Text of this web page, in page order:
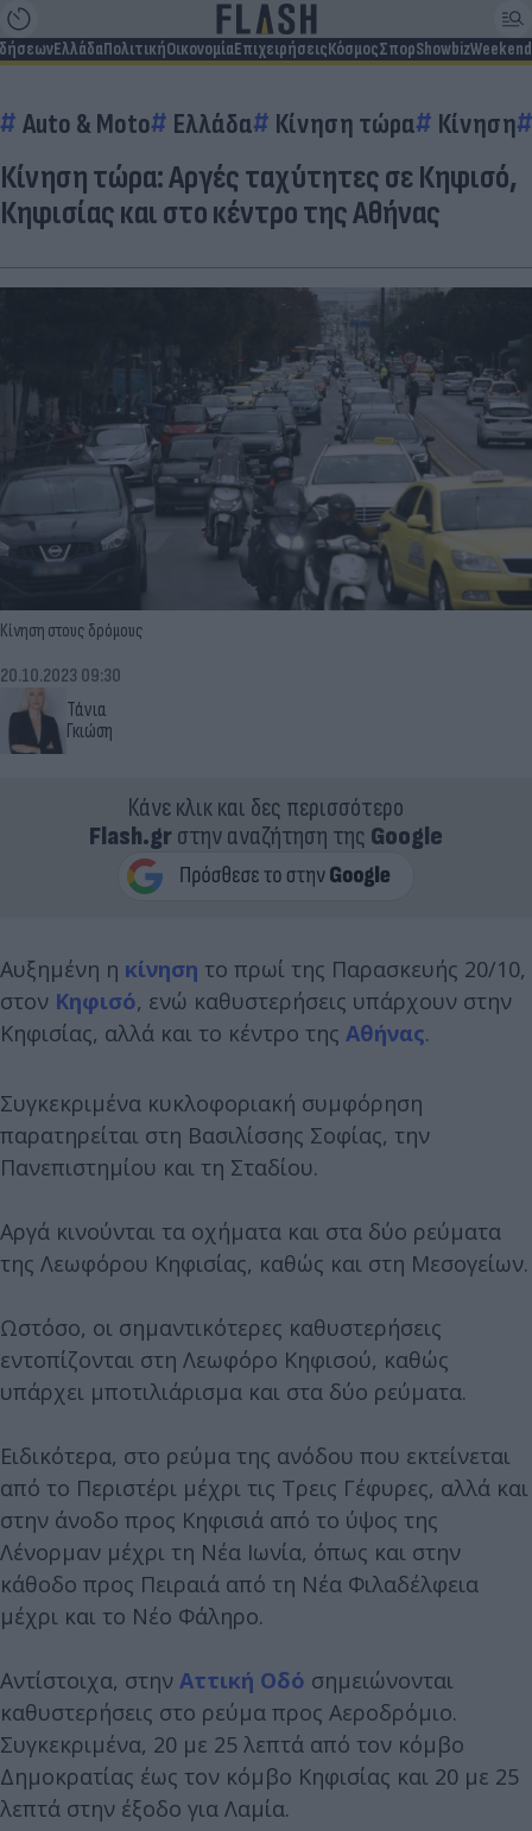
ΕλλάδαΠολιτικήΟικονομίαΕπιχειρήσειςΚόσμοςΣπορShowbizWeekend
Auto & Moto Ελλάδα Κίνηση τώρα Κίνηση
Κίνηση τώρα: Αργές ταχύτητες σε Κηφισό,
Κηφισίας και στο κέντρο της Αθήνας
Κίνηση στους δρόμους
Τάνια
Γκιώση
20.10.2023 09:30
Κάνε κλικ και δες περισσότερο
Flash.grστην αναζήτηση της Google
Αυξημένη η κίνηση το πρωί της Παρασκευής 20/10,
στον Κηφισό, ενώ καθυστερήσεις υπάρχουν στην
Κηφισίας, αλλά και το κέντρο της Αθήνας.
Συγκεκριμένα κυκλοφοριακή συμφόρηση
παρατηρείται στη Βασιλίσσης Σοφίας, την
Πανεπιστημίου και τη Σταδίου.
Αργά κινούνται τα οχήματα και στα δύο ρεύματα
της Λεωφόρου Κηφισίας, καθώς και στη Μεσογείων.
Ωστόσο, οι σημαντικότερες καθυστερήσεις
εντοπίζονται στη Λεωφόρο Κηφισού, καθώς
υπάρχει μποτιλιάρισμα και στα δύο ρεύματα.
Ειδικότερα, στο ρεύμα της ανόδου που εκτείνεται
από το Περιστέρι μέχρι τις Τρεις Γέφυρες, αλλά και
στην άνοδο προς Κηφισιά από το ύψος της
Λένορμαν μέχρι τη Νέα Ιωνία, όπως και στην
κάθοδο προς Πειραιά από τη Νέα Φιλαδέλφεια
μέχρι και το Νέο Φάληρο.
Αντίστοιχα, στην Αττική Οδό σημειώνονται
καθυστερήσεις στο ρεύμα προς Αεροδρόμιο.
Συγκεκριμένα, 20 με 25 λεπτά από τον κόμβο
Δημοκρατίας έως τον κόμβο Κηφισίας και 20 με 25
λεπτά στην έξοδο για Λαμία.